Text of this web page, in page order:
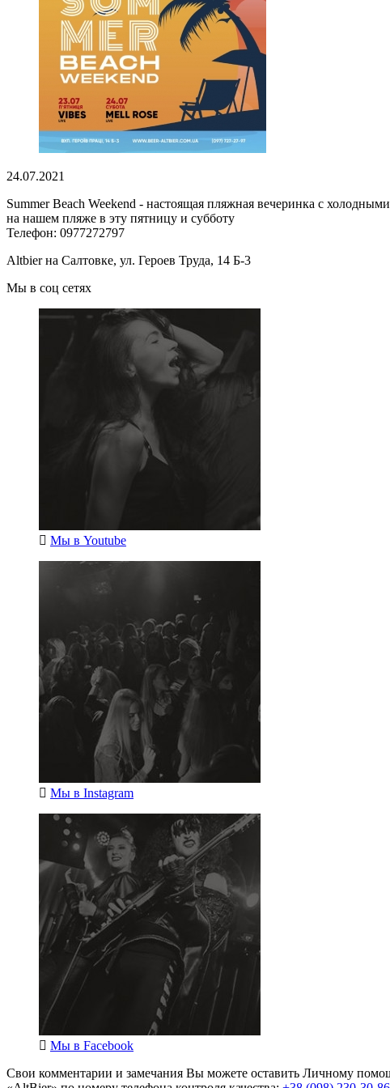
24.07.2021
Summer Beach Weekend - настоящая пляжная вечеринка с
на нашем пляже в эту пятницу и субботу
Телефон: 0977272797
Altbier на Салтовке, ул. Героев Труда, 14 Б-3
Мы в соц сетях
Мы в Youtube
Мы в Instagram
Мы в Facebook
Свои комментарии и замечания Вы можете оставить Личному